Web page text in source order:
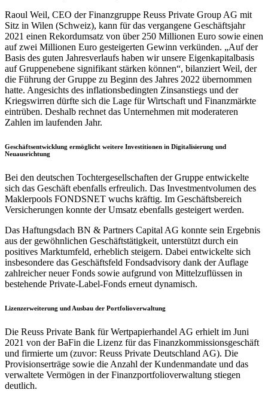
Raoul Weil, CEO der Finanzgruppe Reuss Private Group AG mit
Sitz in Wilen (Schweiz), kann für das vergangene Geschäftsjahr
2021 einen Rekordumsatz von über 250 Millionen Euro sowie einen
auf zwei Millionen Euro gesteigerten Gewinn verkünden. „Auf der
Basis des guten Jahresverlaufs haben wir unsere Eigenkapitalbasis
auf Gruppenebene signifikant stärken können“, bilanziert Weil, der
die Führung der Gruppe zu Beginn des Jahres 2022 übernommen
hatte. Angesichts des inflationsbedingten Zinsanstiegs und der
Kriegswirren dürfte sich die Lage für Wirtschaft und Finanzmärkte
eintrüben. Deshalb rechnet das Unternehmen mit moderateren
Zahlen im laufenden Jahr.
Geschäftsentwicklung ermöglicht weitere Investitionen in Digitalisierung und
Neuausrichtung
Bei den deutschen Tochtergesellschaften der Gruppe entwickelte
sich das Geschäft ebenfalls erfreulich. Das Investmentvolumen des
Maklerpools FONDSNET wuchs kräftig. Im Geschäftsbereich
Versicherungen konnte der Umsatz ebenfalls gesteigert werden.
Das Haftungsdach BN & Partners Capital AG konnte sein Ergebnis
aus der gewöhnlichen Geschäftstätigkeit, unterstützt durch ein
positives Marktumfeld, erheblich steigern. Dabei entwickelte sich
insbesondere das Geschäftsfeld Fondsadvisory dank der Auflage
zahlreicher neuer Fonds sowie aufgrund von Mittelzuflüssen in
bestehende Private-Label-Fonds erneut dynamisch.
Lizenzerweiterung und Ausbau der Portfolioverwaltung
Die Reuss Private Bank für Wertpapierhandel AG erhielt im Juni
2021 von der BaFin die Lizenz für das Finanzkommissionsgeschäft
und firmierte um (zuvor: Reuss Private Deutschland AG). Die
Provisionserträge sowie die Anzahl der Kundenmandate und das
verwaltete Vermögen in der Finanzportfolioverwaltung stiegen
deutlich.